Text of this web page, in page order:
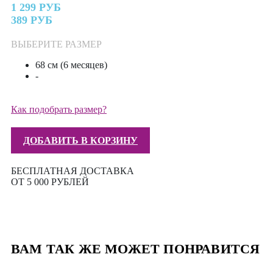
1 299 РУБ
389 РУБ
ВЫБЕРИТЕ РАЗМЕР
68 см (6 месяцев)
-
Как подобрать размер?
ДОБАВИТЬ В КОРЗИНУ
БЕСПЛАТНАЯ ДОСТАВКА
ОТ 5 000 РУБЛЕЙ
ВАМ ТАК ЖЕ МОЖЕТ ПОНРАВИТСЯ